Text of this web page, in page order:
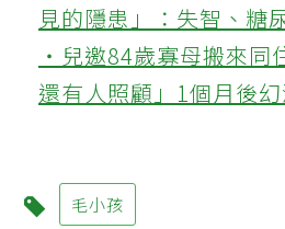
見的隱患」：失智、糖
‧兒邀84歲寡母搬來同
還有人照顧」1個月後
毛小孩